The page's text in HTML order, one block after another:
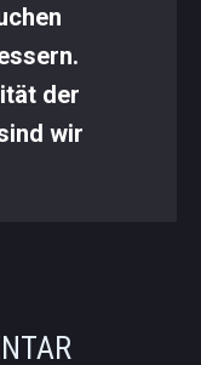
der
wir